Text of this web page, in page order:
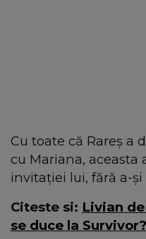
Cu toate că Rareș a
cu Mariana, aceasta
invitației lui, fără a-
Citeste si: Livian
se duce la